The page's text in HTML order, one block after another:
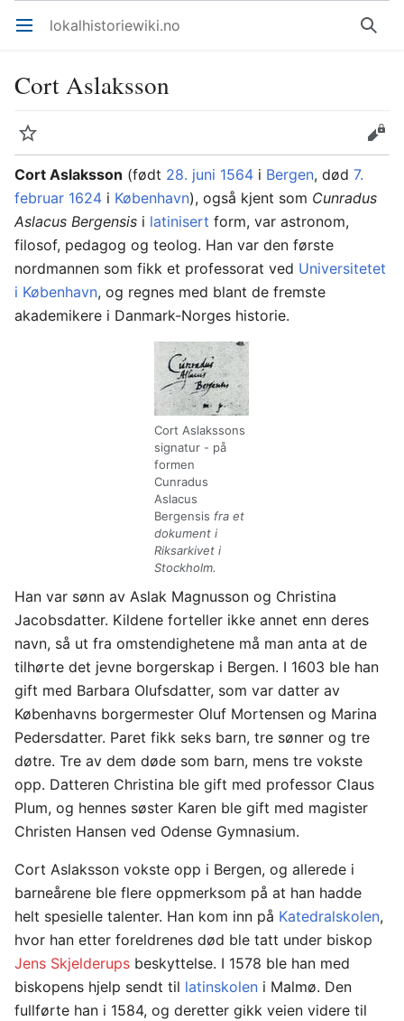
Åpne hovedmenyen lokalhistoriewiki.no Søk
Cort Aslaksson
Overvåk
Rediger
Cort Aslaksson (født 28. juni 1564 i Bergen, død 7.
februar 1624 i København), også kjent som Cunradus
Aslacus Bergensis i latinisert form, var astronom,
filosof, pedagog og teolog. Han var den første
nordmannen som fikk et professorat ved Universitetet
i København, og regnes med blant de fremste
akademikere i Danmark-Norges historie.
Cort Aslakssons
signatur - på
formen
Cunradus
Aslacus
Bergensis fra et
dokument i
Riksarkivet i
Stockholm.
Han var sønn av Aslak Magnusson og Christina
Jacobsdatter. Kildene forteller ikke annet enn deres
navn, så ut fra omstendighetene må man anta at de
tilhørte det jevne borgerskap i Bergen. I 1603 ble han
gift med Barbara Olufsdatter, som var datter av
Københavns borgermester Oluf Mortensen og Marina
Pedersdatter. Paret fikk seks barn, tre sønner og tre
døtre. Tre av dem døde som barn, mens tre vokste
opp. Datteren Christina ble gift med professor Claus
Plum, og hennes søster Karen ble gift med magister
Christen Hansen ved Odense Gymnasium.
Cort Aslaksson vokste opp i Bergen, og allerede i
barneårene ble flere oppmerksom på at han hadde
helt spesielle talenter. Han kom inn på Katedralskolen,
hvor han etter foreldrenes død ble tatt under biskop
Jens Skjelderups beskyttelse. I 1578 ble han med
biskopens hjelp sendt til latinskolen i Malmø. Den
fullførte han i 1584, og deretter gikk veien videre til